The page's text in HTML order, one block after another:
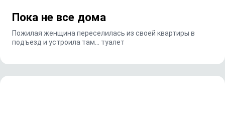
Пока не все дома
Пожилая женщина переселилась из своей квартиры в
подъезд и устроила там... туалет